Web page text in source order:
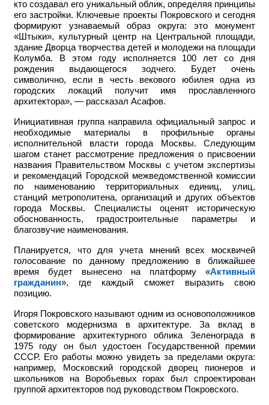
кто создавал его уникальный облик, определяя принципы
его застройки. Ключевые проекты Покровского и сегодня
формируют узнаваемый образ округа: это монумент
«Штыки», культурный центр на Центральной площади,
здание Дворца творчества детей и молодежи на площади
Колумба. В этом году исполняется 100 лет со дня
рождения выдающегося зодчего. Будет очень
символично, если в честь векового юбилея одна из
городских локаций получит имя прославленного
архитектора», — рассказал Асафов.
Инициативная группа направила официальный запрос и
необходимые материалы в профильные органы
исполнительной власти города Москвы. Следующим
шагом станет рассмотрение предложения о присвоении
названия Правительством Москвы с учетом экспертизы
и рекомендаций Городской межведомственной комиссии
по наименованию территориальных единиц, улиц,
станций метрополитена, организаций и других объектов
города Москвы. Специалисты оценят историческую
обоснованность, градостроительные параметры и
благозвучие наименования.
Планируется, что для учета мнений всех москвичей
голосование по данному предложению в ближайшее
время будет вынесено на платформу «Активный
гражданин», где каждый сможет выразить свою
позицию.
Игоря Покровского называют одним из основоположников
советского модернизма в архитектуре. За вклад в
формирование архитектурного облика Зеленограда в
1975 году он был удостоен Государственной премии
СССР. Его работы можно увидеть за пределами округа:
например,
Московский городской дворец пионеров и
школьников на Воробьевых горах был спроектирован
группой архитекторов под руководством Покровского.